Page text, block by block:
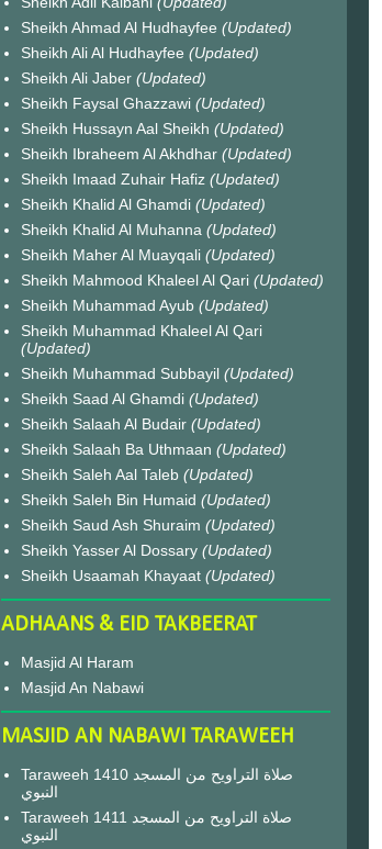
Sheikh Ahmad Al Hudhayfee (Updated)
Sheikh Ali Al Hudhayfee (Updated)
Sheikh Ali Jaber (Updated)
Sheikh Faysal Ghazzawi (Updated)
Sheikh Hussayn Aal Sheikh (Updated)
Sheikh Ibraheem Al Akhdhar (Updated)
Sheikh Imaad Zuhair Hafiz (Updated)
Sheikh Khalid Al Ghamdi (Updated)
Sheikh Khalid Al Muhanna (Updated)
Sheikh Maher Al Muayqali (Updated)
Sheikh Mahmood Khaleel Al Qari (Updated)
Sheikh Muhammad Ayub (Updated)
Sheikh Muhammad Khaleel Al Qari
(Updated)
Sheikh Muhammad Subbayil (Updated)
Sheikh Saad Al Ghamdi (Updated)
Sheikh Salaah Al Budair (Updated)
Sheikh Salaah Ba Uthmaan (Updated)
Sheikh Saleh Aal Taleb (Updated)
Sheikh Saleh Bin Humaid (Updated)
Sheikh Saud Ash Shuraim (Updated)
Sheikh Yasser Al Dossary (Updated)
Sheikh Usaamah Khayaat (Updated)
ADHAANS & EID TAKBEERAT
Masjid Al Haram
Masjid An Nabawi
MASJID AN NABAWI TARAWEEH
Taraweeh 1410 صلاة التراويح من المسجد
النبوي
Taraweeh 1411 صلاة التراويح من المسجد
النبوي